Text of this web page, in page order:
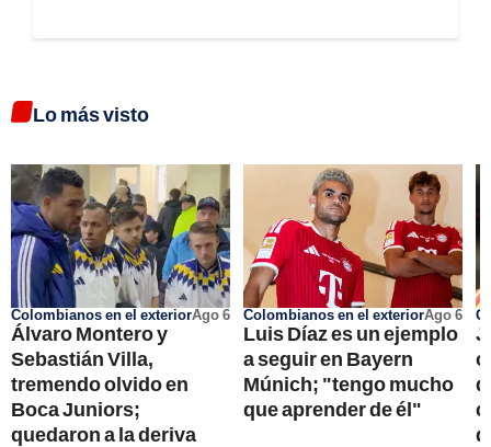
Lo más visto
Colombianos en el exteriorAgo 6
Álvaro Montero y
Sebastián Villa,
tremendo olvido en
Boca Juniors;
quedaron a la deriva
Colombianos en el exteriorAgo 6
Luis Díaz es un ejemplo
a seguir en Bayern
Múnich; "tengo mucho
que aprender de él"